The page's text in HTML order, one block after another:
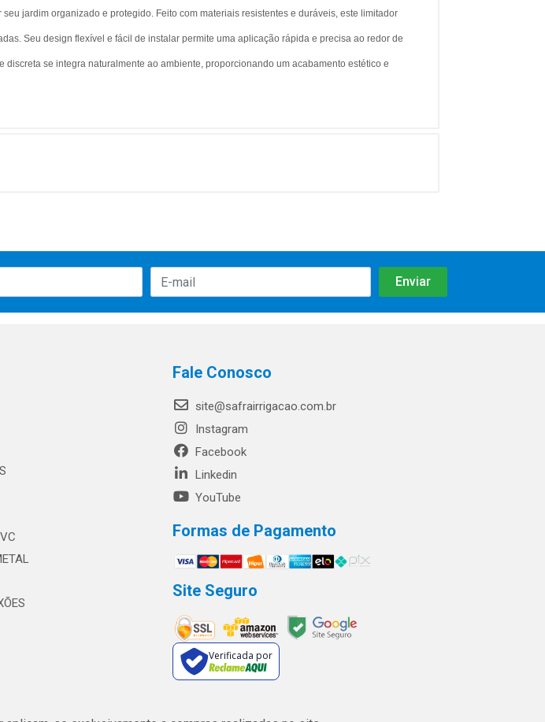
jardim organizado e protegido. Feito com materiais resistentes e duráveis, este limitador
Seu design flexível e fácil de instalar permite uma aplicação rápida e precisa ao redor de
se integra naturalmente ao ambiente, proporcionando um acabamento estético e
Fale Conosco
site@safrairrigacao.com.br
Instagram
Facebook
Linkedin
YouTube
Formas de Pagamento
Site Seguro
Verificada por